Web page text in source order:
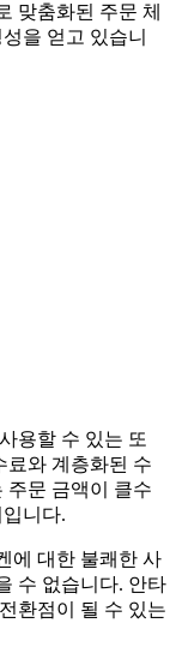
맞춤화된 주문 체
을 얻고 있습니
용할 수 있는 또
료와 계층화된 수
주문 금액이 클수
니다.
에 대한 불쾌한 사
수 없습니다. 안타
환점이 될 수 있는